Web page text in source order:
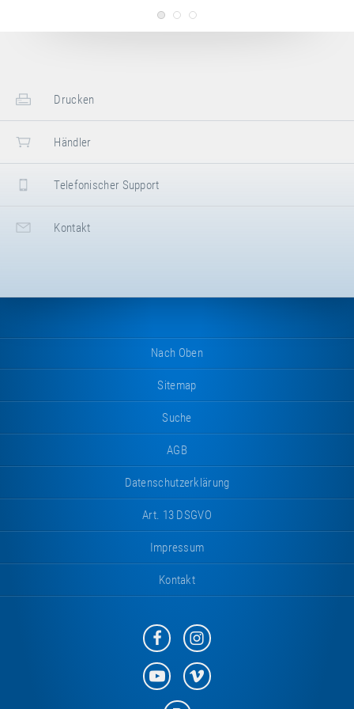
Drucken
Händler
Telefonischer Support
Kontakt
Nach Oben
Sitemap
Suche
AGB
Datenschutzerklärung
Art. 13 DSGVO
Impressum
Kontakt
Eurotramp
auf
Facebook
Eurotramp
auf
Instagram
Eurotramp
auf
YouTube
Eurotramp
auf